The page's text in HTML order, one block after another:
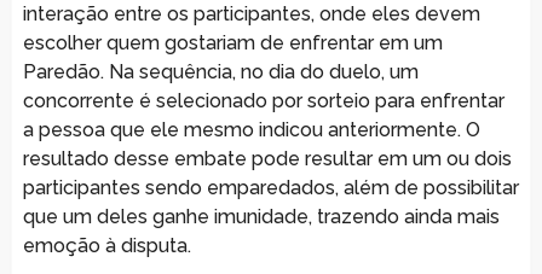
interação entre os participantes, onde eles devem
escolher quem gostariam de enfrentar em um
Paredão. Na sequência, no dia do duelo, um
concorrente é selecionado por sorteio para enfrentar
a pessoa que ele mesmo indicou anteriormente. O
resultado desse embate pode resultar em um ou dois
participantes sendo emparedados, além de possibilitar
que um deles ganhe imunidade, trazendo ainda mais
emoção à disputa.